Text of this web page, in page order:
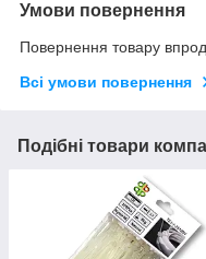
Умови повернення
Повернення товару
Всі умови повернення
Подібні товари